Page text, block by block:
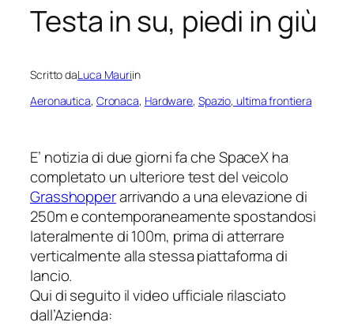
Testa in su, piedi in giù
Scritto daLuca Mauriin
Aeronautica, Cronaca, Hardware, Spazio, ultima frontiera
E’ notizia di due giorni fa che SpaceX ha
completato un ulteriore test del veicolo
Grasshopperarrivando a una elevazione di
250m e contemporaneamente spostandosi
lateralmente di 100m, prima di atterrare
verticalmente alla stessa piattaforma di
lancio.
Qui di seguito il video ufficiale rilasciato
dall’Azienda: